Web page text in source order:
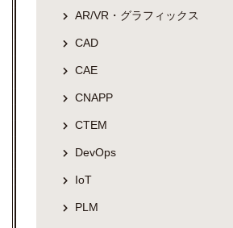
AR/VR・グラフィックス
CAD
CAE
CNAPP
CTEM
DevOps
IoT
PLM